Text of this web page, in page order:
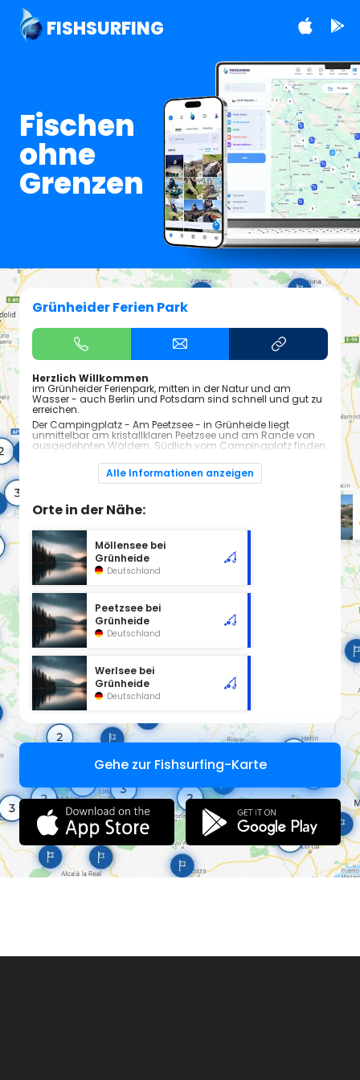
FISHSURFING
Fischen
ohne
Grenzen
Grünheider Ferien Park
Herzlich Willkommen
im Grünheider Ferienpark, mitten in der Natur und am
Wasser - auch Berlin und Potsdam sind schnell und gut zu
erreichen.
Der Campingplatz - Am Peetzsee - in Grünheide liegt
unmittelbar am kristallklaren Peetzsee und am Rande von
ausgedehnten Wäldern. Südlich vom Campingplatz finden
Wen es in die Stadt zieht, kann vom nahegelegenen
Regionalbahnhof ( 1,5 km) die Berliner City in 35min
Autobahnauffahrt zur BAB 10.
Ein Besuch unserer Anlage bietet sich für Tagestouristen
ebenso wie für Dauernutzer an, welche die Erholung in
optimaler Natur bevorzugen und jedoch auch schnell mal
die Angebote der nahe gelegenen Großstadt nutzen
möchten.
Besuchen Sie uns - wir freuen uns auf Sie!
Ihr Team vom Grünheider Ferienpark
Alle Informationen anzeigen
Orte in der Nähe:
Möllensee bei
Grünheide
Deutschland
Peetzsee bei
Grünheide
Deutschland
Werlsee bei
Grünheide
Deutschland
Gehe zur Fishsurfing-Karte